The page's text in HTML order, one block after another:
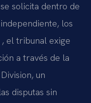
solicita dentro de
los
el tribunal exige
a través de la
un
disputas sin